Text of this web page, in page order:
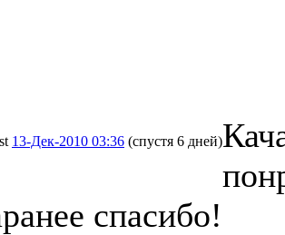
13-Дек-2010 03:36 (спустя 6 дней)
спасибо!